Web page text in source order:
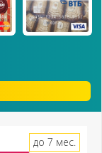
до 7 мес.